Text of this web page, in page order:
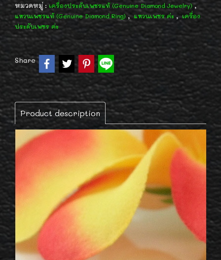
หมวดหมู่ : เครื่องประดับเพชรแท้ (Genuine Diamond Jewelry),
แหวนเพชรแท้ (Genuine Diamond Ring) , แหวนเพชร ค่ะ , เครื่อง
ประดับเพชร ค่ะ
Share
Product description